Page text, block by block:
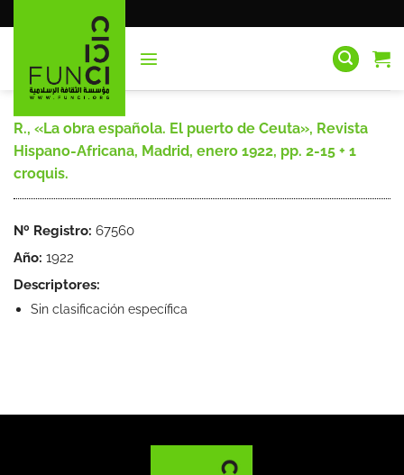
al
R., «La obra española. El puerto de Ceuta», Revista
Hispano-Africana, Madrid, enero 1922, pp. 2-15 + 1
croquis.
Nº Registro: 67560
Año: 1922
Descriptores:
Sin clasificación específica